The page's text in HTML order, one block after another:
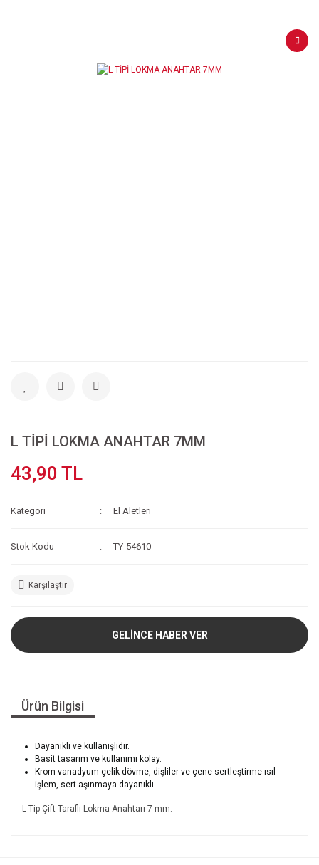
L TİPİ LOKMA ANAHTAR 7MM
43,90 TL
Kategori El Aletleri
Stok Kodu TY-54610
Karşılaştır
GELİNCE HABER VER
Ürün Bilgisi
Dayanıklı ve kullanışlıdır.
Basit tasarım ve kullanımı kolay.
Krom vanadyum çelik dövme, dişliler ve çene sertleştirme ısıl
işlem, sert aşınmaya dayanıklı.
L Tip Çift Taraflı Lokma Anahtarı 7 mm.